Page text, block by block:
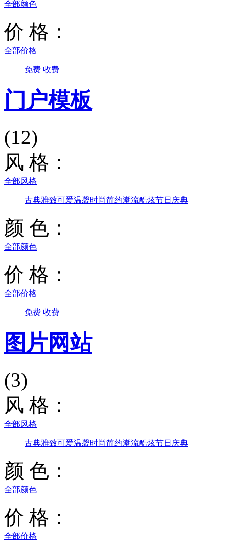
全部颜色
价 格：
全部价格
免费 收费
门户模板
(12)
风 格：
全部风格
古典雅致可爱温馨时尚简约潮流酷炫节日庆典
颜 色：
全部颜色
价 格：
全部价格
免费 收费
图片网站
(3)
风 格：
全部风格
古典雅致可爱温馨时尚简约潮流酷炫节日庆典
颜 色：
全部颜色
价 格：
全部价格